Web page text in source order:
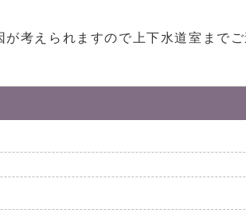
考えられますので上下水道室までご